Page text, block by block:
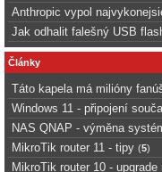
Anthropic vypol
Jak odhalit falešný USB
Články
Táto kapela má milióny
Windows 11 - připojení
NAS QNAP - výměna
MikroTik router 11 - tipy (5)
MikroTik router 10 - upgrade